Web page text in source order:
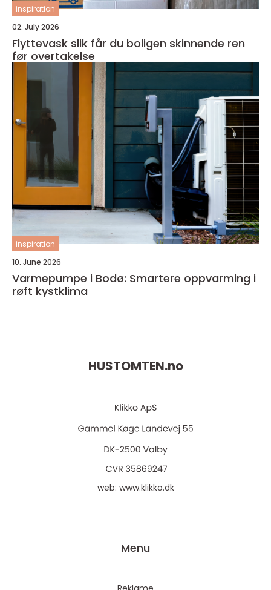
inspiration
02. July 2026
Flyttevask slik får du boligen skinnende ren
før overtakelse
inspiration
10. June 2026
Varmepumpe i Bodø: Smartere oppvarming i
røft kystklima
HUSTOMTEN.no
web: www.klikko.dk
Menu